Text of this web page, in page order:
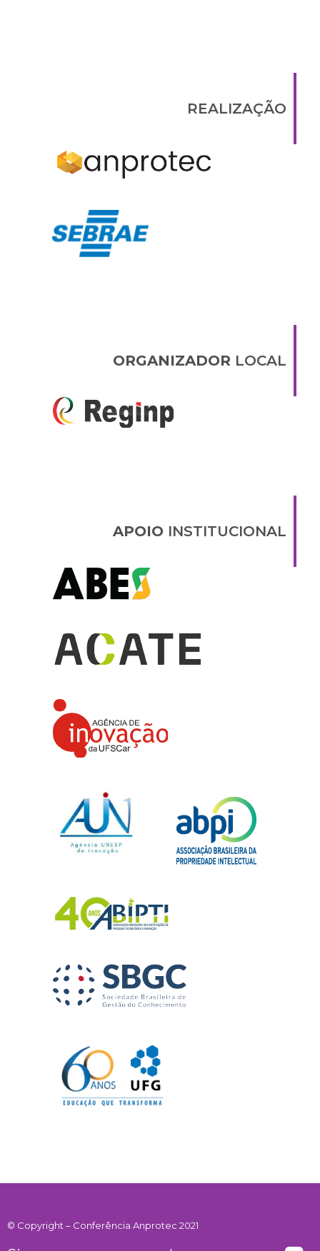
REALIZAÇÃO
ORGANIZADOR LOCAL
APOIO INSTITUCIONAL
© Copyright – Conferência Anprotec 2021